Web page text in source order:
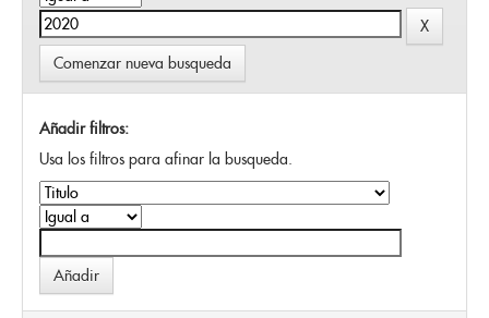
Comenzar nueva busqueda
Añadir filtros:
Usa los filtros para afinar la busqueda.